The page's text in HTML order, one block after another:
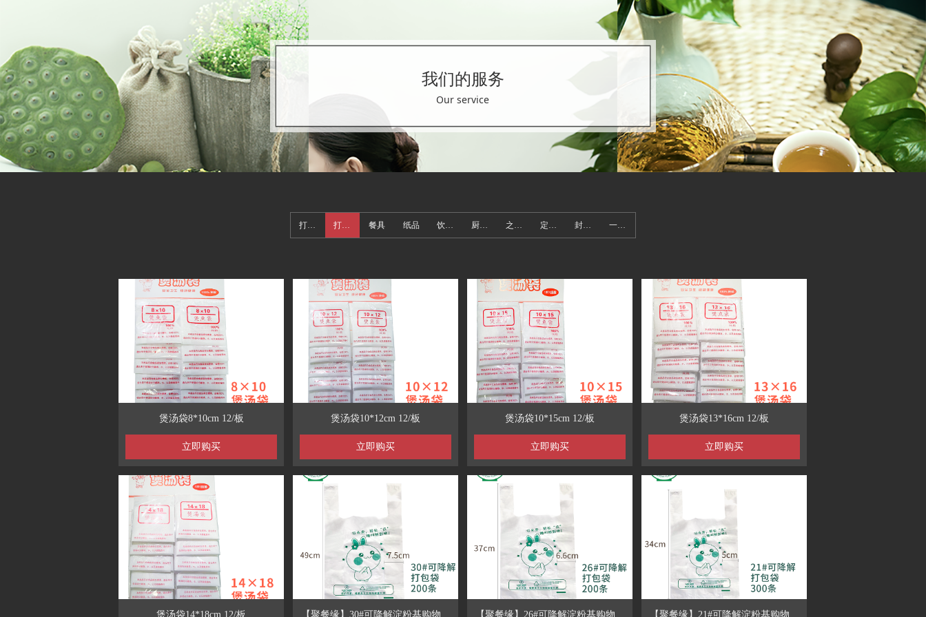
我们的服务
Our service
打包盒 打包袋 餐具 纸品 饮用具 厨房用品 之前分类 定制案例 封口贴 一次性手套
煲汤袋8*10cm 12/板
立即购买
煲汤袋10*12cm 12/板
立即购买
煲汤袋10*15cm 12/板
立即购买
煲汤袋13*16cm 12/板
立即购买
煲汤袋14*18cm 12/板 【聚餐缘】30#可降解淀粉基购物袋 【聚餐缘】26#可降解淀粉基购物袋 【聚餐缘】21#可降解淀粉基购物袋